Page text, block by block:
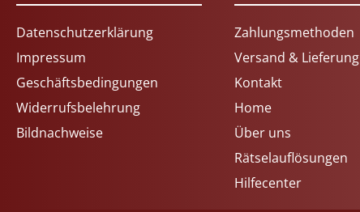
Datenschutzerklärung
Impressum
Geschäftsbedingungen
Widerrufsbelehrung
Bildnachweise
Zahlungsmethoden
Versand & Lieferung
Kontakt
Home
Über uns
Rätselauflösungen
Hilfecenter